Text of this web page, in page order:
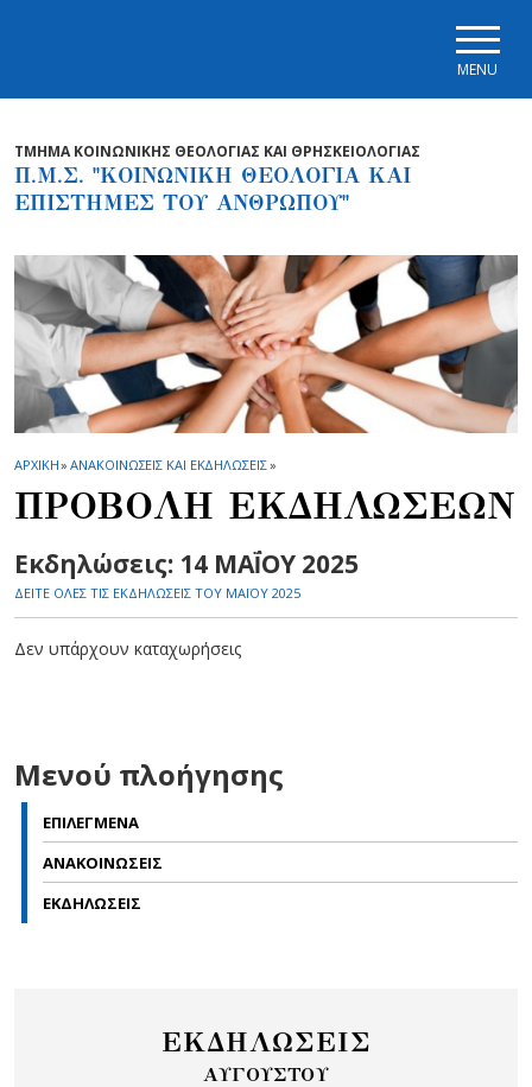
MENU
ΤΜΗΜΑ ΚΟΙΝΩΝΙΚΗΣ ΘΕΟΛΟΓΙΑΣ ΚΑΙ ΘΡΗΣΚΕΙΟΛΟΓΙΑΣ
Π.Μ.Σ. "ΚΟΙΝΩΝΙΚΗ ΘΕΟΛΟΓΙΑ ΚΑΙ
ΕΠΙΣΤΗΜΕΣ ΤΟΥ ΑΝΘΡΩΠΟΥ"
ΑΡΧΙΚΗ» ΑΝΑΚΟΙΝΩΣΕΙΣ ΚΑΙ ΕΚΔΗΛΩΣΕΙΣ»
ΠΡΟΒΟΛΗ ΕΚΔΗΛΩΣΕΩΝ
Εκδηλώσεις: 14 ΜΑΪ́ΟΥ 2025
ΔΕΙΤΕ ΟΛΕΣ ΤΙΣ ΕΚΔΗΛΩΣΕΙΣ ΤΟΥ ΜΑΪ́ΟΥ 2025
Δεν υπάρχουν καταχωρήσεις
Μενού πλοήγησης
ΕΠΙΛΕΓΜΕΝΑ
ΑΝΑΚΟΙΝΩΣΕΙΣ
ΕΚΔΗΛΩΣΕΙΣ
ΕΚΔΗΛΩΣΕΙΣ
ΑΥΓΟΥΣΤΟΥ